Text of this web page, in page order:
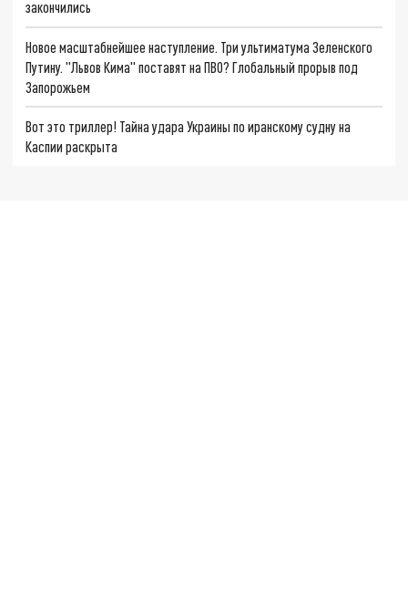
закончились
Новое масштабнейшее наступление. Три ультиматума Зеленского
Путину. "Львов Кима" поставят на ПВО? Глобальный прорыв под
Запорожьем
Вот это триллер! Тайна удара Украины по иранскому судну на
Каспии раскрыта